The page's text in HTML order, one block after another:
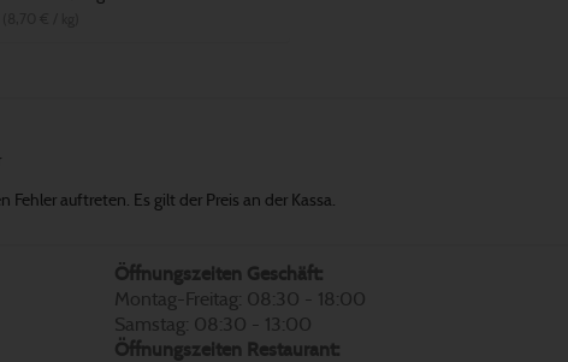
auftreten. Es gilt der Preis an der Kassa.
Öffnungszeiten Geschäft:
Montag-Freitag: 08:30 - 18:00
Samstag: 08:30 - 13:00
Öffnungszeiten Restaurant: